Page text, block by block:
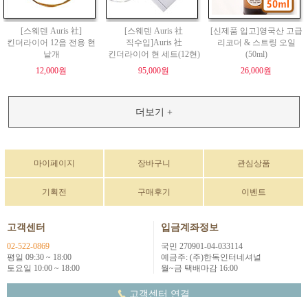
[스웨덴 Auris 社]
킨더라이어 12음 전용 현
낱개
12,000원
[스웨덴 Auris 社
직수입]Auris 社
킨더라이어 현 세트(12현)
95,000원
[신제품 입고]영국산 고급
리코더 & 스트링 오일
(50ml)
26,000원
더보기 +
마이페이지 장바구니 관심상품
기획전 구매후기 이벤트
고객센터
02-522-0869
평일 09:30 ~ 18:00
토요일 10:00 ~ 18:00
입금계좌정보
국민 270901-04-033114
예금주: (주)한독인터네셔널
월~금 택배마감 16:00
고객센터 연결